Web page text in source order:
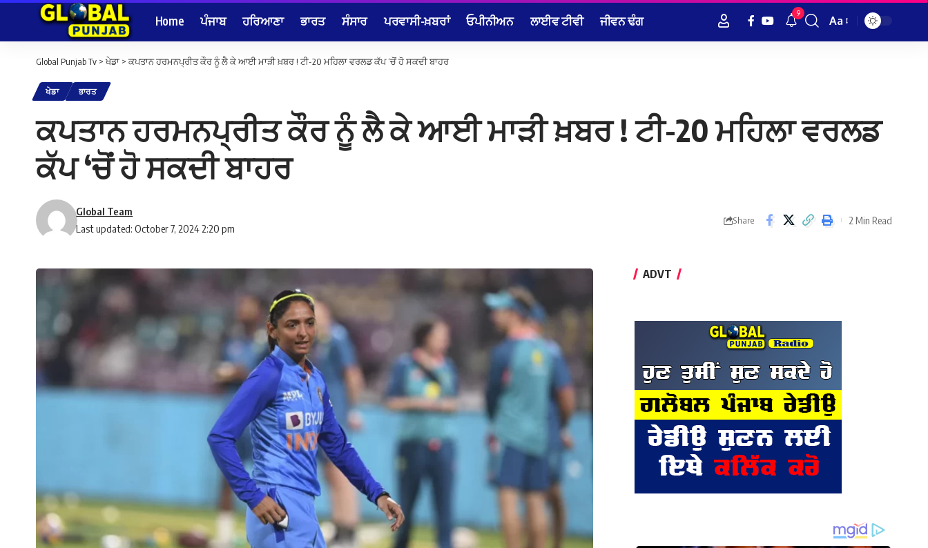
Home ਪੰਜਾਬ ਹਰਿਆਣਾ ਭਾਰਤ ਸੰਸਾਰ ਪਰਵਾਸੀ-ਖ਼ਬਰਾਂ ਓਪੀਨੀਅਨ ਲਾਈਵ ਟੀਵੀ ਜੀਵਨ ਢੰਗ 9
Font
Aa
Global Punjab Tv > ਖੇਡਾ > ਕਪਤਾਨ ਹਰਮਨਪ੍ਰੀਤ ਕੌਰ ਨੂੰ ਲੈ ਕੇ ਆਈ ਮਾੜੀ ਖ਼ਬਰ ! ਟੀ-20 ਮਹਿਲਾ ਵਰਲਡ ਕੱਪ ‘ਚੋਂ ਹੋ ਸਕਦੀ ਬਾਹਰ
ਖੇਡਾ ਭਾਰਤ
ਕਪਤਾਨ ਹਰਮਨਪ੍ਰੀਤ ਕੌਰ ਨੂੰ ਲੈ ਕੇ ਆਈ ਮਾੜੀ ਖ਼ਬਰ ! ਟੀ-20 ਮਹਿਲਾ ਵਰਲਡ
ਕੱਪ ‘ਚੋਂ ਹੋ ਸਕਦੀ ਬਾਹਰ
Last updated: October 7, 2024 2:20 pm
Global Team
Share 2 Min Read
ADVT